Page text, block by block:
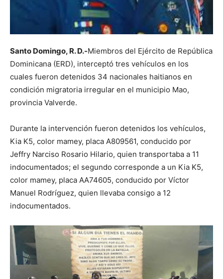
Santo Domingo, R. D.-Miembros del Ejército de República
Dominicana (ERD), interceptó tres vehículos en los
cuales fueron detenidos 34 nacionales haitianos en
condición migratoria irregular en el municipio Mao,
provincia Valverde.
Durante la intervención fueron detenidos los vehículos,
Kia K5, color mamey, placa A809561, conducido por
Jeffry Narciso Rosario Hilario, quien transportaba a 11
indocumentados; el segundo corresponde a un Kia K5,
color mamey, placa AA74605, conducido por Víctor
Manuel Rodríguez, quien llevaba consigo a 12
indocumentados.